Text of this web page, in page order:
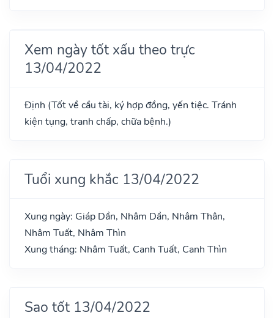
Xem ngày tốt xấu theo trực
13/04/2022
Định (Tốt về cầu tài, ký hợp đồng, yến tiệc. Tránh
kiện tụng, tranh chấp, chữa bệnh.)
Tuổi xung khắc 13/04/2022
Xung ngày: Giáp Dần, Nhâm Dần, Nhâm Thân,
Nhâm Tuất, Nhâm Thìn
Xung tháng: Nhâm Tuất, Canh Tuất, Canh Thìn
Sao tốt 13/04/2022